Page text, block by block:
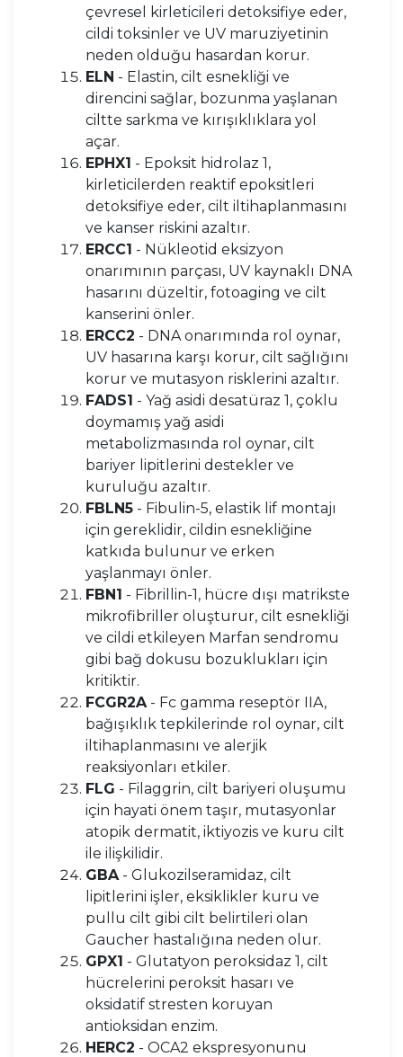
çevresel kirleticileri detoksifiye eder,
cildi toksinler ve UV maruziyetinin
neden olduğu hasardan korur.
ELN - Elastin, cilt esnekliği ve
direncini sağlar, bozunma yaşlanan
ciltte sarkma ve kırışıklıklara yol
açar.
EPHX1 - Epoksit hidrolaz 1,
kirleticilerden reaktif epoksitleri
detoksifiye eder, cilt iltihaplanmasını
ve kanser riskini azaltır.
ERCC1 - Nükleotid eksizyon
onarımının parçası, UV kaynaklı DNA
hasarını düzeltir, fotoaging ve cilt
kanserini önler.
ERCC2 - DNA onarımında rol oynar,
UV hasarına karşı korur, cilt sağlığını
korur ve mutasyon risklerini azaltır.
FADS1 - Yağ asidi desatüraz 1, çoklu
doymamış yağ asidi
metabolizmasında rol oynar, cilt
bariyer lipitlerini destekler ve
kuruluğu azaltır.
FBLN5 - Fibulin-5, elastik lif montajı
için gereklidir, cildin esnekliğine
katkıda bulunur ve erken
yaşlanmayı önler.
FBN1 - Fibrillin-1, hücre dışı matrikste
mikrofibriller oluşturur, cilt esnekliği
ve cildi etkileyen Marfan sendromu
gibi bağ dokusu bozuklukları için
kritiktir.
FCGR2A- Fc gamma reseptör IIA,
bağışıklık tepkilerinde rol oynar, cilt
iltihaplanmasını ve alerjik
reaksiyonları etkiler.
FLG - Filaggrin, cilt bariyeri oluşumu
için hayati önem taşır, mutasyonlar
atopik dermatit, iktiyozis ve kuru cilt
ile ilişkilidir.
GBA- Glukozilseramidaz, cilt
lipitlerini işler, eksiklikler kuru ve
pullu cilt gibi cilt belirtileri olan
Gaucher hastalığına neden olur.
GPX1 - Glutatyon peroksidaz 1, cilt
hücrelerini peroksit hasarı ve
oksidatif stresten koruyan
antioksidan enzim.
HERC2 - OCA2 ekspresyonunu